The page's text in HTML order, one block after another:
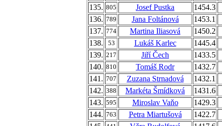
135. 805 Josef Pustka
1454.3
136. 789 Jana Foltánová
1453.1
137. 774 Martina Iliasová
1450.2
138.
53 Lukáš Karlec
1445.4
139. 217 Jiří Čech
1433.5
140. 810 Tomáš Rodr
1432.7
141. 707 Zuzana Strnadová
1432.1
142. 388 Markéta Šmídková
1431.6
143. 595 Miroslav Vaňo
1429.3
144. 763 Petra Miartušová
1422.7